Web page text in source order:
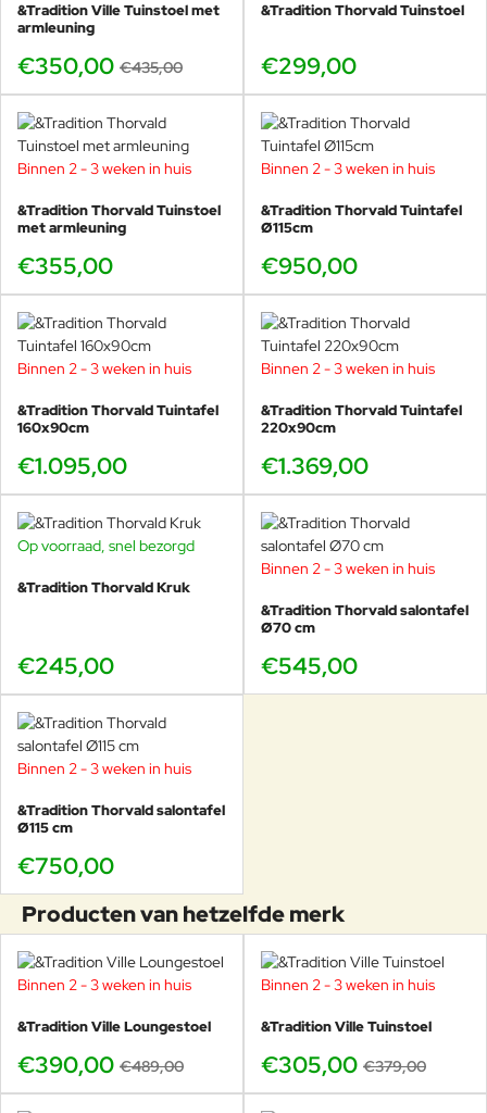
Belangrijkste kenmerken:
Design diningbank voor buiten van &Tradition
Geschikt voor tuin, terras en horeca
Optioneel verkrijgbaar met
bijpassende kussens
Geschikt voor tuin, terras en balkon
Onderdeel van de &Tradition Thorvald collectie
Combineerbaar met Thorvald tuintafels en
Combineer met de &Tradition
Thorvald collectie
Deze tuinbank is perfect te combineren met:
voor aan tafel
tafel
– flexibel en ruimtebesparend
Thorvald loungestoel
loungebank– voor een complete
loungehoek
Thorvald salontafel & bijzettafel– functionele aanvulling
– extra zitplek of bijzetmeubel
Bijpassende Thorvald kussens– voor extra zitcomfort
Zo creëer je eenvoudig een stijlvolle en functionele
Bezoek onze showroom & showtuin
onze grote winkel staat deze collectie opgesteld in onze ruime
showroom én enorme showtuin. Hier ervaar je zelf de materialen,
kleuren en combinatiemogelijkheden. Onze adviseurs helpen je
graag bij het samenstellen van jouw ideale buitenruimte.
&Tradition Ville Tuinstoel met
armleuning
€350,00 €435,00
&Tradition Thorvald Tuinstoel
€299,00
Binnen 2 - 3 weken in huis
&Tradition Thorvald Tuinstoel
met armleuning
€355,00
Binnen 2 - 3 weken in huis
&Tradition Thorvald Tuintafel
Ø115cm
€950,00
Binnen 2 - 3 weken in huis
&Tradition Thorvald Tuintafel
160x90cm
€1.095,00
Binnen 2 - 3 weken in huis
&Tradition Thorvald Tuintafel
220x90cm
€1.369,00
Op voorraad, snel bezorgd
&Tradition Thorvald Kruk
€245,00
Binnen 2 - 3 weken in huis
&Tradition Thorvald salontafel
Ø70 cm
€545,00
Binnen 2 - 3 weken in huis
&Tradition Thorvald salontafel
Ø115 cm
€750,00
Producten van hetzelfde merk
-20%
Binnen 2 - 3 weken in huis
&Tradition Ville Loungestoel
€390,00 €489,00
-20%
Binnen 2 - 3 weken in huis
&Tradition Ville Tuinstoel
€305,00 €379,00